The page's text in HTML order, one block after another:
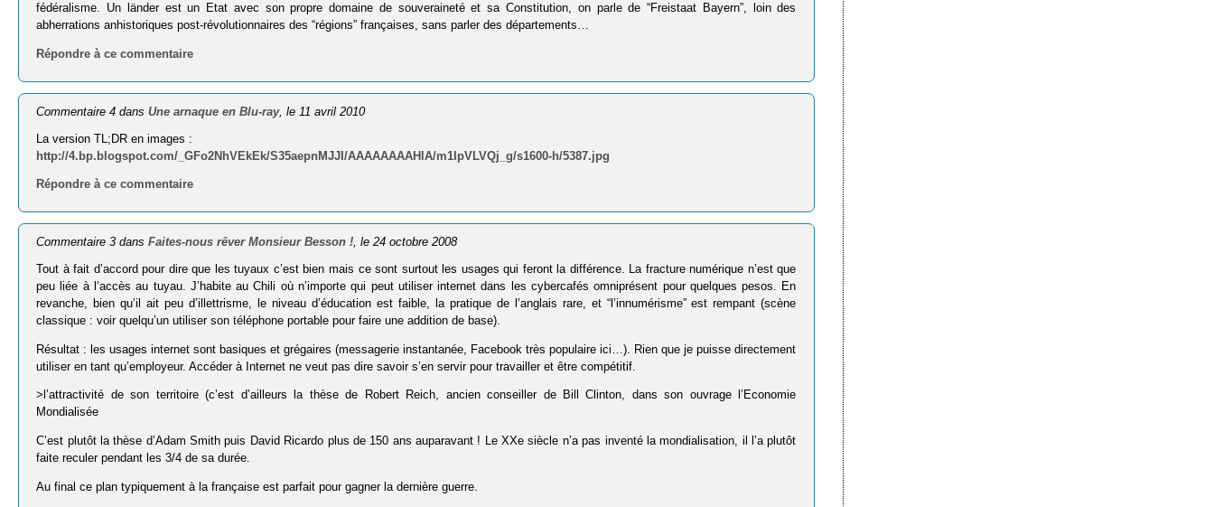
fédéralisme. Un län­der est un Etat avec son propre domaine de souveraineté et sa Constitution, on parle de “Freistaat Bayern”, loin des
abherrations anhistoriques post-révolutionnaires des “régions” françaises, sans parler des départements…
Répondre à ce commentaire
Commentaire 4 dansUne arnaque en Blu-ray, le 11 avril 2010
La version TL;DR en images :
http://4.bp.blogspot.com/_GFo2NhVEkEk/S35aepnMJJI/AAAAAAAAHlA/m1IpVLVQj_g/s1600-h/5387.jpg
Répondre à ce commentaire
Commentaire 3 dansFaites-nous rêver Monsieur Besson !, le 24 octobre 2008
Tout à fait d’accord pour dire que les tuyaux c’est bien mais ce sont surtout les usages qui feront la différence. La fracture numérique n’est que
peu liée à l’accès au tuyau. J’habite au Chili où n’importe qui peut utiliser internet dans les cybercafés omniprésent pour quelques pesos. En
revanche, bien qu’il ait peu d’illettrisme, le niveau d’éducation est faible, la pratique de l’anglais rare, et “l’innumérisme” est rempant (scène
classique : voir quelqu’un utiliser son téléphone portable pour faire une addition de base).
Résultat : les usages internet sont basiques et grégaires (messagerie instantanée, Facebook très populaire ici…). Rien que je puisse directement
utiliser en tant qu’employeur. Accéder à Internet ne veut pas dire savoir s’en servir pour travailler et être compétitif.
>l’attractivité de son territoire (c’est d’ailleurs la thèse de Robert Reich, ancien conseiller de Bill Clinton, dans son ouvrage l’Economie
Mondialisée
C’est plutôt la thèse d’Adam Smith puis David Ricardo plus de 150 ans auparavant ! Le XXe siècle n’a pas inventé la mondialisation, il l’a plutôt
faite reculer pendant les 3/4 de sa durée.
Au final ce plan typiquement à la française est parfait pour gagner la dernière guerre.